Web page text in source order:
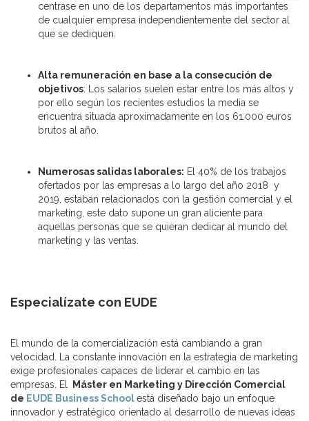
centrase en uno de los departamentos más importantes
de cualquier empresa independientemente del sector al
que se dediquen.
Alta remuneración en base a la consecución de
objetivos: Los salarios suelen estar entre los más altos y
por ello según los recientes estudios la media se
encuentra situada aproximadamente en los 61.000 euros
brutos al año.
Numerosas salidas laborales: El 40% de los trabajos
ofertados por las empresas a lo largo del año 2018 y
2019, estaban relacionados con la gestión comercial y el
marketing, este dato supone un gran aliciente para
aquellas personas que se quieran dedicar al mundo del
marketing y las ventas.
Especialízate con EUDE
El mundo de la comercialización está cambiando a gran
velocidad. La constante innovación en la estrategia de marketing
exige profesionales capaces de liderar el cambio en las
empresas. El
Máster en Marketing y Dirección Comercial
de EUDE Business Schoolestá diseñado bajo un enfoque
innovador y estratégico orientado al desarrollo de nuevas ideas